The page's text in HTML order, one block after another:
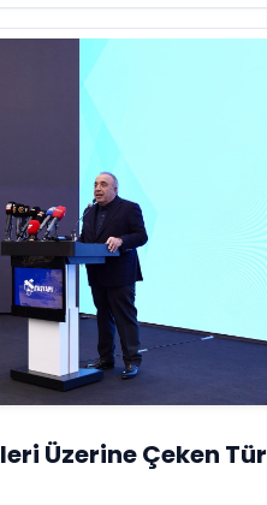
Üzerine Çeken